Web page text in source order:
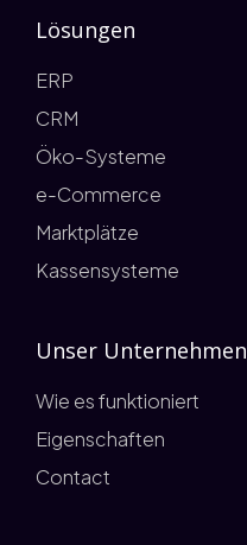
Lösungen
ERP
CRM
Öko-Systeme
e-Commerce
Marktplätze
Kassensysteme
Unser Unternehmen
Wie es funktioniert
Eigenschaften
Contact